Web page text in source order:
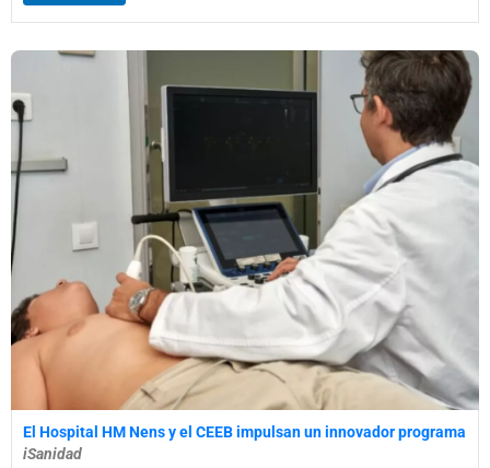
El Hospital HM Nens y el CEEB impulsan un innovador programa
iSanidad